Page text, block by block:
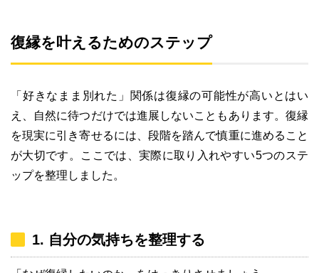
復縁を叶えるためのステップ
「好きなまま別れた」関係は復縁の可能性が高いとはい
え、自然に待つだけでは進展しないこともあります。復縁
を現実に引き寄せるには、段階を踏んで慎重に進めること
が大切です。ここでは、実際に取り入れやすい5つのステ
ップを整理しました。
1. 自分の気持ちを整理する